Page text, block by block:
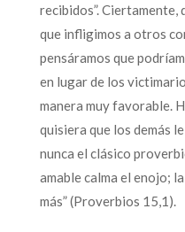
recibidos”. Ciertamente,
que infligimos a otros
pensáramos que
en lugar de los
manera muy favorable.
quisiera que los demás
nunca el clásico
amable calma el enojo;
más” (Proverbios 15,1).